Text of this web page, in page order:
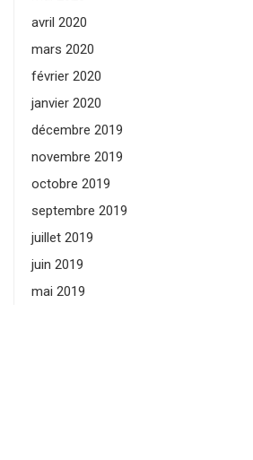
avril 2020
mars 2020
février 2020
janvier 2020
décembre 2019
novembre 2019
octobre 2019
septembre 2019
juillet 2019
juin 2019
mai 2019